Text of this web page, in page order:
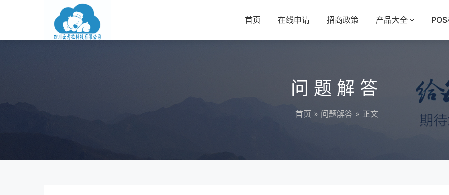
首页 在线申请 招商政策 产品大全
问题解答
首页 » 问题解答 » 正文